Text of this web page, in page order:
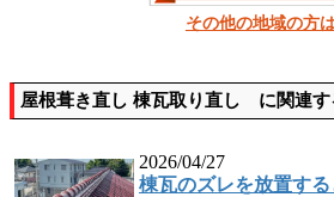
その他の地域の方
屋根葺き直し 棟瓦取り直し に関連す
2026/04/27
棟瓦のズレを放置す